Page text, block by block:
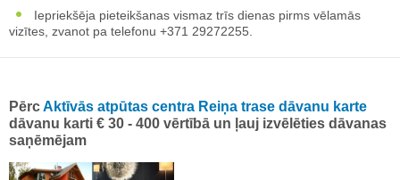
Iepriekšēja pieteikšanas vismaz trīs dienas pirms vēlamās
vizītes, zvanot pa telefonu +371 29272255.
PērcAktīvās atpūtas centra Reiņa trase dāvanu karte
dāvanu karti € 30 - 400 vērtībā un ļauj izvēlēties dāvanas
saņēmējam